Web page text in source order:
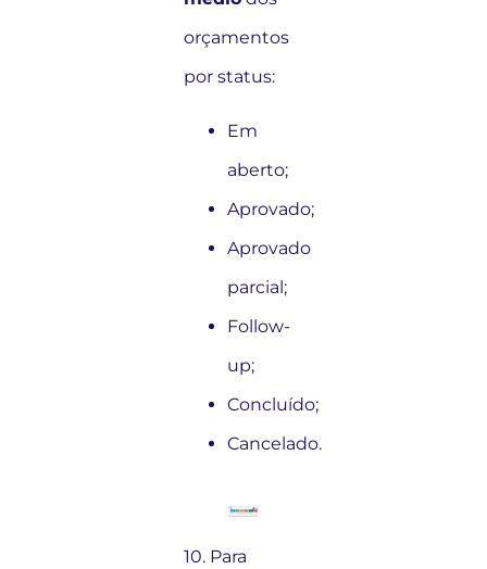
orçamentos
por status:
Em
aberto;
Aprovado;
Aprovado
parcial;
Follow-
up;
Concluído;
Cancelado.
10. Para